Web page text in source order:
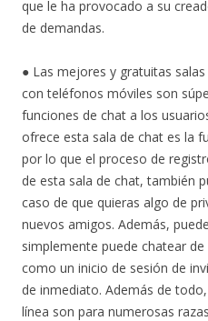
que le ha provocado a su
de demandas.
● Las mejores y gratuitas
con teléfonos móviles son
funciones de chat a los
ofrece esta sala de chat es la
por lo que el proceso de
de esta sala de chat, también
caso de que quieras algo de
nuevos amigos. Además,
simplemente puede chatear
como un inicio de sesión de
de inmediato. Además de
línea son para numerosas